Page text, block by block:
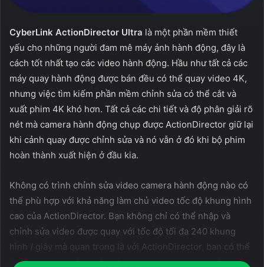
CyberLink ActionDirector Ultra là một phần mềm thiết
yếu cho những người đam mê máy ảnh hành động, đây là
cách tốt nhất tạo các video hành động. Hầu như tất cả các
máy quay hành động được bán đều có thể quay video 4K,
nhưng việc tìm kiếm phần mềm chỉnh sửa có thể cắt và
xuất phim 4K khó hơn. Tất cả các chi tiết và độ phân giải rõ
nét mà camera hành động chụp được ActionDirector giữ lại
khi cảnh quay được chỉnh sửa và nó vẫn ở đó khi bộ phim
hoàn thành xuất hiện ở đầu kia.
Không có trình chỉnh sửa video camera hành động nào có
thể phù hợp với khả năng làm chủ video tốc độ khung hình
cao của ActionDirector. Bạn không chỉ có thể nhập và
chỉnh sửa video được quay với tốc độ tối đa 240 khung
hình / giây mà quan trọng là với ActionDirector, bạn có thể
áp dụng hiệu chỉnh màu sắc và ống kính cho các cảnh quay